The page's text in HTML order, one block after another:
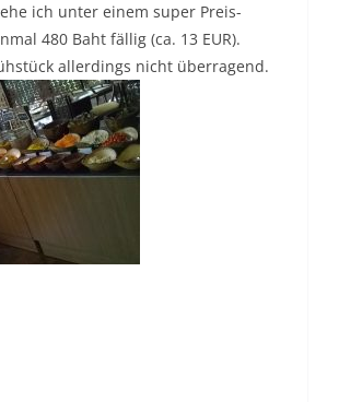
ich unter einem super Preis-
480 Baht fällig (ca. 13 EUR).
allerdings nicht überragend.